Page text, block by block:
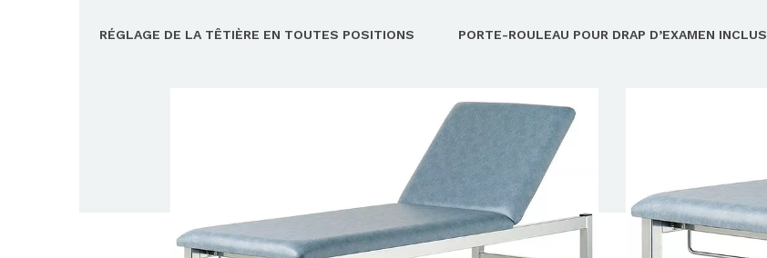
RÉGLAGE DE LA TÊTIÈRE EN TOUTES POSITIONS PORTE-ROULEAU POUR DRAP D’EXAMEN INCLUS